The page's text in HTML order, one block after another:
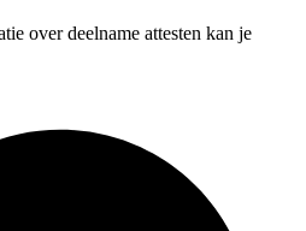
over deelname attesten kan je